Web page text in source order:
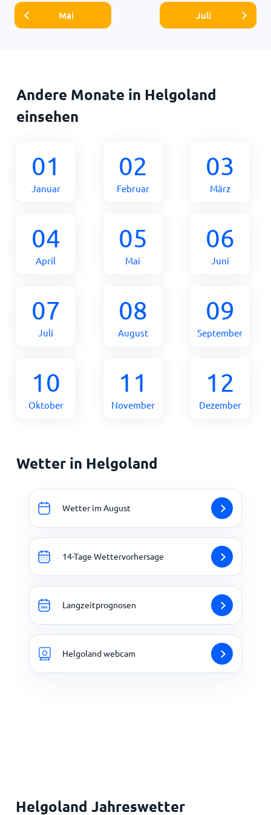
Mai Juli
Andere Monate in Helgoland
einsehen
01
Januar
02
Februar
03
März
04
April
05
Mai
06
Juni
07
Juli
08
August
09
September
10
Oktober
11
November
12
Dezember
Wetter in Helgoland
Wetter im August
14-Tage Wettervorhersage
Langzeitprognosen
Helgoland webcam
Helgoland Jahreswetter